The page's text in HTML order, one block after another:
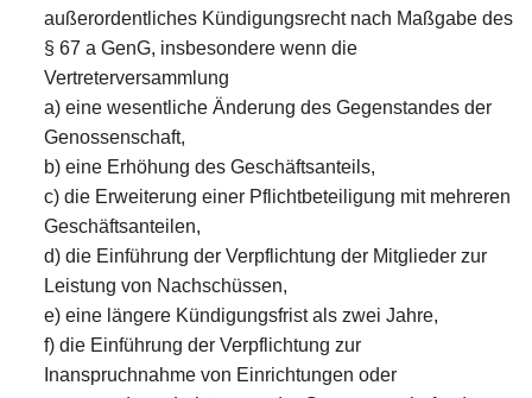
außerordentliches Kündigungsrecht nach Maßgabe des
§ 67 a GenG, insbesondere wenn die
Vertreterversammlung
a) eine wesentliche Änderung des Gegenstandes der
Genossenschaft,
b) eine Erhöhung des Geschäftsanteils,
c) die Erweiterung einer Pflichtbeteiligung mit mehreren
Geschäftsanteilen,
d) die Einführung der Verpflichtung der Mitglieder zur
Leistung von Nachschüssen,
e) eine längere Kündigungsfrist als zwei Jahre,
f) die Einführung der Verpflichtung zur
Inanspruchnahme von Einrichtungen oder